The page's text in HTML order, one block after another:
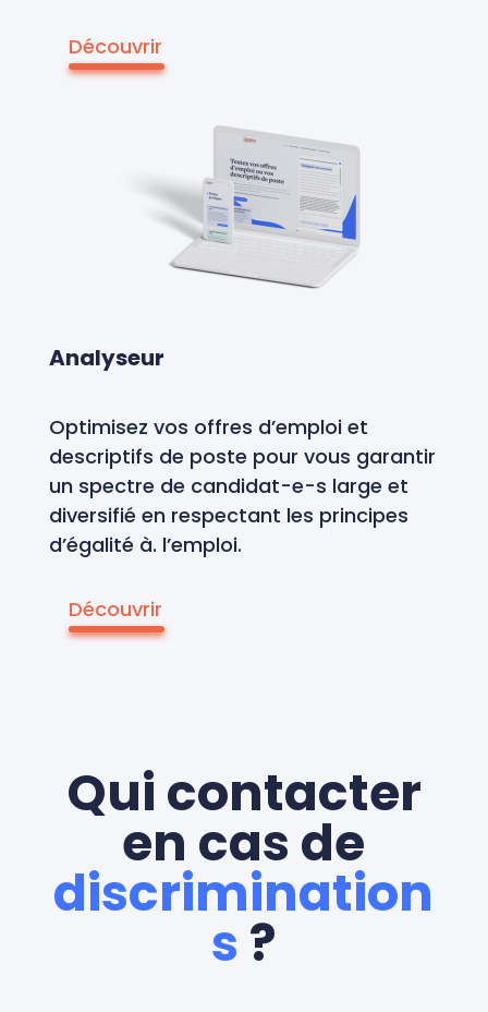
Découvrir
Analyseur
Optimisez vos offres d’emploi et
descriptifs de poste pour vous garantir
un spectre de candidat-e-s large et
diversifié en respectant les principes
d’égalité à. l’emploi.
Découvrir
Qui contacter
en cas de
discrimination
s ?